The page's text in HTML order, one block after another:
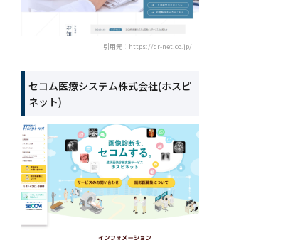
引用元：https://dr-net.co.jp/
セコム医療システム株式会社(ホスピ
ネット)